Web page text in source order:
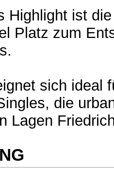
Highlight ist
Platz zum
sich ideal
die
Lagen